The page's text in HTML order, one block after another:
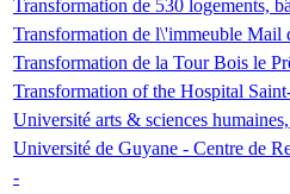
Transformation de 530 logements,
Transformation de l\'immeuble Mail
Transformation de la Tour Bois le
Transformation of the Hospital
Université arts & sciences
Université de Guyane - Centre de
-